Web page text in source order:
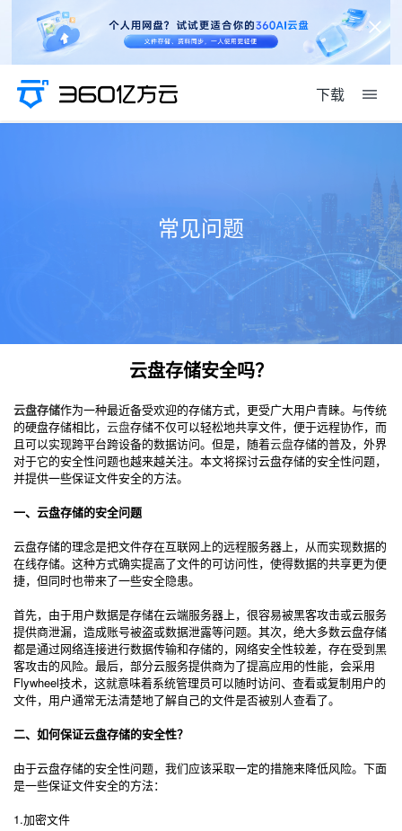
下载
常见问题
云盘存储安全吗？
云盘存储作为一种最近备受欢迎的存储方式，更受广大用户青睐。与传统
的硬盘存储相比， 云盘存储不仅可以轻松地共享文件，便于远程协作，而
且可以实现跨平台跨设备的数据访问。但是，随着云盘存储的普及，外界
对于它的安全性问题也越来越关注。本文将探讨云盘存储的安全性问题，
并提供一些保证文件安全的方法。
一、云盘存储的安全问题
云盘存储的理念是把文件存在互联网上的远程服务器上，从而实现数据的
在线存储。这种方式确实提高了文件的可访问性，使得数据的共享更为便
捷，但同时也带来了一些安全隐患。
首先，由于用户数据是存储在云端服务器上，很容易被黑客攻击或云服务
提供商泄漏，造成账号被盗或数据泄露等问题。其次，绝大多数云盘存储
都是通过网络连接进行数据传输和存储的，网络安全性较差，存在受到黑
客攻击的风险。最后，部分云服务提供商为了提高应用的性能，会采用
Flywheel技术，这就意味着系统管理员可以随时访问、查看或复制用户的
文件，用户通常无法清楚地了解自己的文件是否被别人查看了。
二、如何保证云盘存储的安全性？
由于云盘存储的安全性问题，我们应该采取一定的措施来降低风险。下面
是一些保证文件安全的方法：
1.加密文件